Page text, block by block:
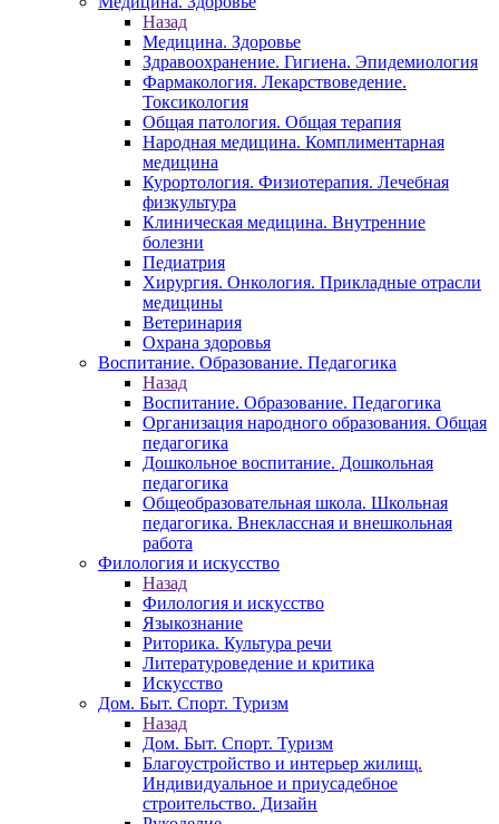
Назад
Медицина. Здоровье
Здравоохранение. Гигиена. Эпидемиология
Фармакология. Лекарствоведение.
Токсикология
Общая патология. Общая терапия
Народная медицина. Комплиментарная
медицина
Курортология. Физиотерапия. Лечебная
физкультура
Клиническая медицина. Внутренние
болезни
Педиатрия
Хирургия. Онкология. Прикладные отрасли
медицины
Ветеринария
Охрана здоровья
Воспитание. Образование. Педагогика
Назад
Воспитание. Образование. Педагогика
Организация народного образования. Общая
педагогика
Дошкольное воспитание. Дошкольная
педагогика
Общеобразовательная школа. Школьная
педагогика. Внеклассная и внешкольная
работа
Филология и искусство
Назад
Филология и искусство
Языкознание
Риторика. Культура речи
Литературоведение и критика
Искусство
Дом. Быт. Спорт. Туризм
Назад
Дом. Быт. Спорт. Туризм
Благоустройство и интерьер жилищ.
Индивидуальное и приусадебное
строительство. Дизайн